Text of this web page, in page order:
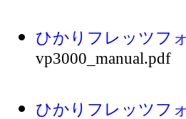
ひかりフレッツフ
ひかりフレッツフ